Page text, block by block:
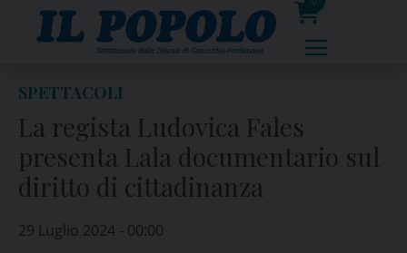
0
prodotti
SPETTACOLI
La regista Ludovica Fales
presenta Lala documentario sul
diritto di cittadinanza
29 Luglio 2024 - 00:00